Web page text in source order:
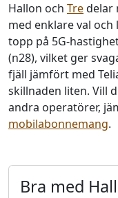
Hallon och Tredelar
med enklare val och
topp på 5G-
(n28), vilket ger
fjäll jämfört med
skillnaden liten. Vill
andra operatörer,
mobilabonnemang.
Bra med